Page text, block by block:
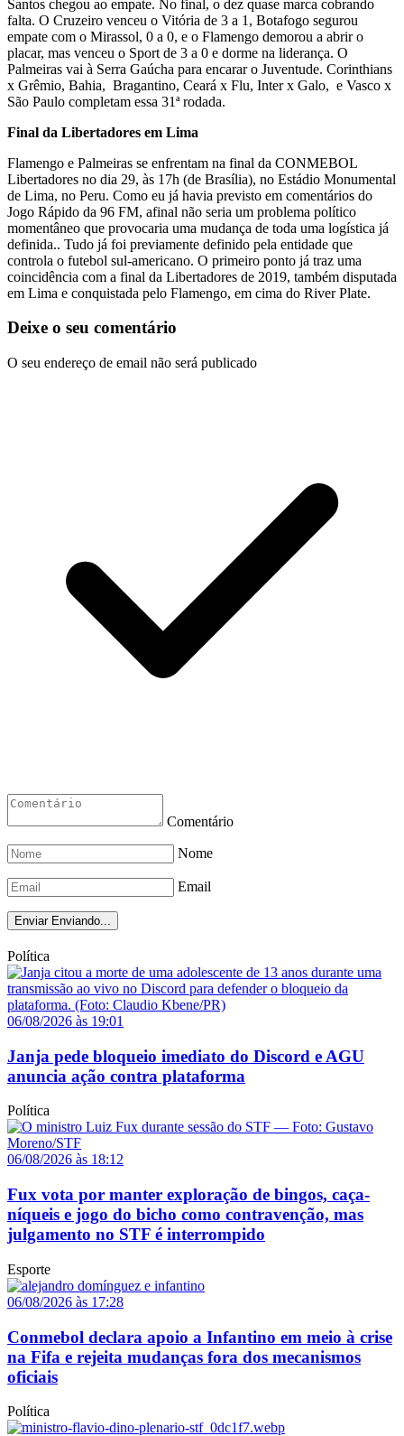
Santos chegou ao empate. No final, o dez quase marca cobrando
falta. O Cruzeiro venceu o Vitória de 3 a 1, Botafogo segurou
empate com o Mirassol, 0 a 0, e o Flamengo demorou a abrir o
placar, mas venceu o Sport de 3 a 0 e dorme na liderança. O
Palmeiras vai à Serra Gaúcha para encarar o Juventude. Corinthians
x Grêmio, Bahia, Bragantino, Ceará x Flu, Inter x Galo, e Vasco x
São Paulo completam essa 31ª rodada.
Final da Libertadores em Lima
Flamengo e Palmeiras se enfrentam na final da CONMEBOL
Libertadores no dia 29, às 17h (de Brasília), no Estádio Monumental
de Lima, no Peru. Como eu já havia previsto em comentários do
Jogo Rápido da 96 FM, afinal não seria um problema político
momentâneo que provocaria uma mudança de toda uma logística já
definida.. Tudo já foi previamente definido pela entidade que
controla o futebol sul-americano. O primeiro ponto já traz uma
coincidência com a final da Libertadores de 2019, também disputada
em Lima e conquistada pelo Flamengo, em cima do River Plate.
Deixe o seu comentário
O seu endereço de email não será publicado
Comentário
Nome
Email
Enviar Enviando...
Política
06/08/2026 às 19:01
Janja pede bloqueio imediato do Discord e AGU
anuncia ação contra plataforma
Política
06/08/2026 às 18:12
Fux vota por manter exploração de bingos, caça-
níqueis e jogo do bicho como contravenção, mas
julgamento no STF é interrompido
Esporte
06/08/2026 às 17:28
Conmebol declara apoio a Infantino em meio à crise
na Fifa e rejeita mudanças fora dos mecanismos
oficiais
Política